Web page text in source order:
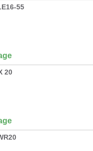
55
20